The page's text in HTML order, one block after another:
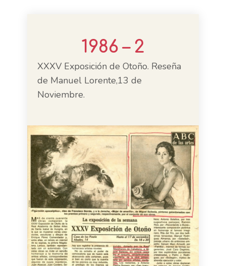
1986 – 2
XXXV Exposición de Otoño. Reseña
de Manuel Lorente,13 de
Noviembre.